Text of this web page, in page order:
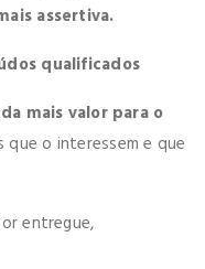
assertiva.
qualificados
mais valor para o
o interessem e que
entregue,